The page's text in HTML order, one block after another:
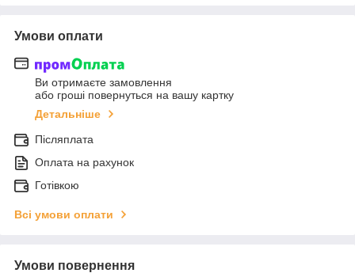
Умови оплати
Ви отримаєте замовлення
або гроші повернуться на вашу картку
Детальніше
Післяплата
Оплата на рахунок
Готівкою
Всі умови оплати
Умови повернення